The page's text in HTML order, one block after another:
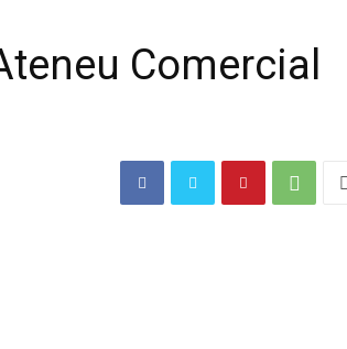
Comercial